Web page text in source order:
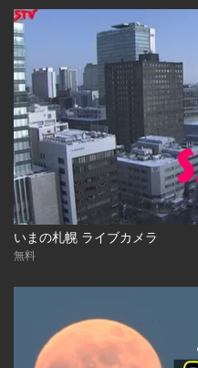
いまの札幌 ライブカメラ
無料